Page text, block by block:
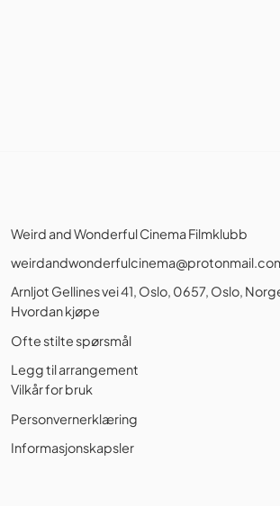
Weird and Wonderful Cinema Filmklubb
Arnljot Gellines vei 41, Oslo, 0657, Oslo,
Hvordan kjøpe
Ofte stilte spørsmål
Legg til arrangement
Vilkår for bruk
Personvernerklæring
Informasjonskapsler